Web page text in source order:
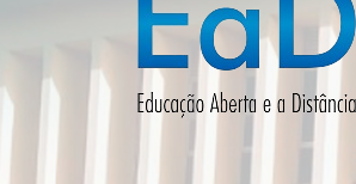
DEAD UFVJM